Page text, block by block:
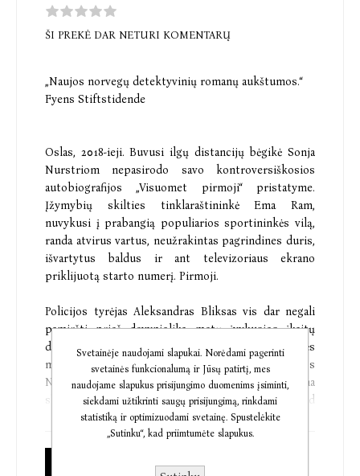
ŠI PREKĖ DAR NETURI KOMENTARŲ
„Naujos norvegų detektyvinių romanų aukštumos.“
Fyens Stiftstidende
Oslas, 2018-ieji. Buvusi ilgų distancijų bėgikė Sonja
Nurstriom nepasirodo savo kontroversiškosios
autobiografijos „Visuomet pirmoji“ pristatyme.
Įžymybių skilties tinklaraštininkė Ema Ram,
nuvykusi į prabangią populiarios sportininkės vilą,
randa atvirus vartus, neužrakintas pagrindines duris,
išvartytus baldus ir ant televizoriaus ekrano
priklijuotą starto numerį. Pirmoji.
Policijos tyrėjas Aleksandras Bliksas vis dar negali
pamiršti prieš devyniolika metų įvykusios įkaitų
dramos: tada jis nušovė smurtaujantį penkiametės
mergaitės tėvą. Bliksui į rankas patenka Sonjos
Nurstriom dingimo byla. Jos pėdsakų randama
skirtingose miesto vietose ir ima atrodyti, kad
kažkas tyčia palieka dramatiškas užuominas apie
tragišką dingusios moters lemtį.
Susiklosčiusios aplinkybės priverčia Bliksą ir Ram
Svetainėje naudojami slapukai. Norėdami pagerinti
svetainės funkcionalumą ir Jūsų patirtį, mes
naudojame slapukus prisijungimo duomenims įsiminti,
siekdami užtikrinti saugų prisijungimą, rinkdami
statistiką ir optimizuodami svetainę. Spustelėkite
„Sutinku“, kad priimtumėte slapukus.